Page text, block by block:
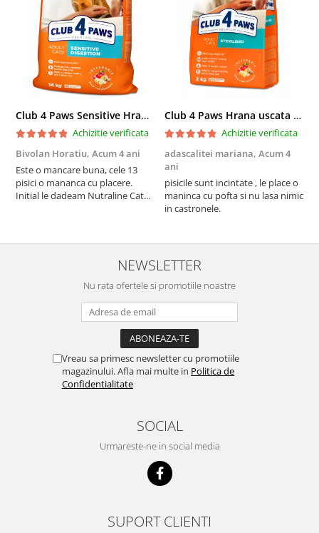
Club 4 Paws Sensitive Hrana uscata pisici adulte, 14kg
Achizitie verificata
Bivolan Horatiu, Acum 4 ani
Este o mancare buna, cele 13
pisici o mananca cu placere.
Initial le dadeam Nutraline Cat
nu o mananca cu placere. Eu
sunt multumit si voi continua cu
Club 4 Paws Hrana uscata pisici sterilizate, 2kg
Achizitie verificata
adascalitei mariana, Acum 4
ani
pisicile sunt incintate , le place o
maninca cu pofta si nu lasa nimic
in castronele.
NEWSLETTER
Nu rata ofertele si promotiile noastre
Vreau sa primesc newsletter cu promotiile
magazinului. Afla mai multe in Politica de
Confidentialitate
SOCIAL
Urmareste-ne in social media
SUPORT CLIENTI